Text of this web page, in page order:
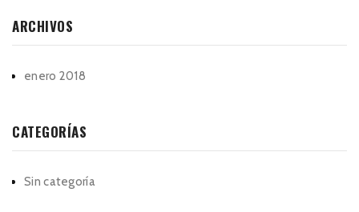
ARCHIVOS
enero 2018
CATEGORÍAS
Sin categoría